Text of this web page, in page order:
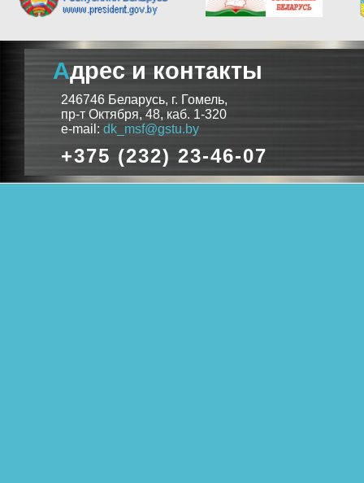
Адрес и контакты
246746 Беларусь, г. Гомель,
пр-т Октября, 48, каб. 1-320
e-mail: dk_msf@gstu.by
+375 (232) 23-46-07